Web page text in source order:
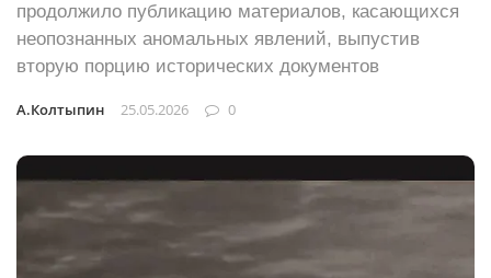
продолжило публикацию материалов, касающихся
неопознанных аномальных явлений, выпустив
вторую порцию исторических документов
А.Колтыпин 25.05.2026 0